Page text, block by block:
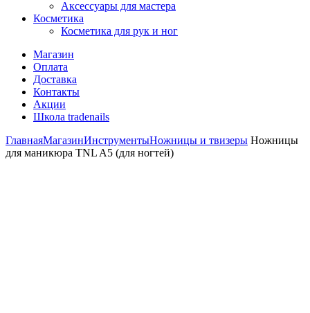
Аксессуары для мастера
Косметика
Косметика для рук и ног
Магазин
Оплата
Доставка
Контакты
Акции
Школа tradenails
ГлавнаяМагазинИнструментыНожницы и твизеры Ножницы
для маникюра TNL A5 (для ногтей)